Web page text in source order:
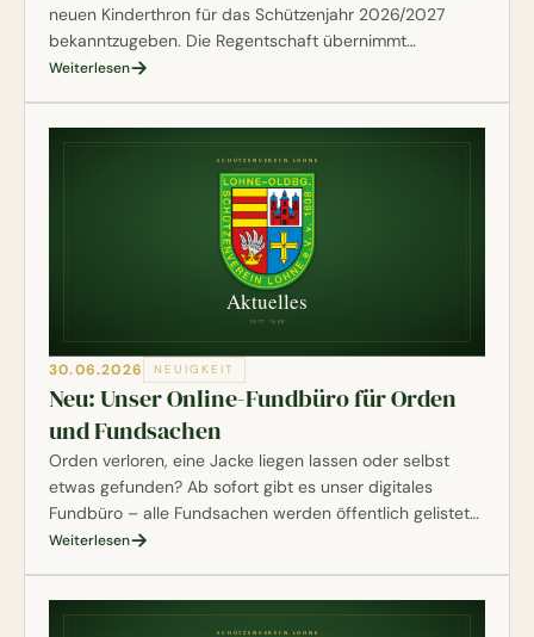
neuen Kinderthron für das Schützenjahr 2026/2027
bekanntzugeben. Die Regentschaft übernimmt
Kinderkönig Klemens Meistermann aus der 42.
Nordlohne, ebenfalls aus der 42. Kompanie, als „Rica von
Weiterlesen
30.06.2026 NEUIGKEIT
Neu: Unser Online-Fundbüro für Orden
und Fundsachen
Orden verloren, eine Jacke liegen lassen oder selbst
etwas gefunden? Ab sofort gibt es unser digitales
Fundbüro – alle Fundsachen werden öffentlich gelistet
und können direkt online beansprucht oder gemeldet
Weiterlesen